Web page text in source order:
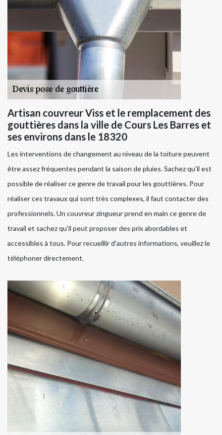
Artisan couvreur Viss et le remplacement des
gouttières dans la ville de Cours Les Barres et
ses environs dans le 18320
Les interventions de changement au niveau de la toiture peuvent
être assez fréquentes pendant la saison de pluies. Sachez qu'il est
possible de réaliser ce genre de travail pour les gouttières. Pour
réaliser ces travaux qui sont très complexes, il faut contacter des
professionnels. Un couvreur zingueur prend en main ce genre de
travail et sachez qu'il peut proposer des prix abordables et
accessibles à tous. Pour recueillir d'autres informations, veuillez le
téléphoner directement.